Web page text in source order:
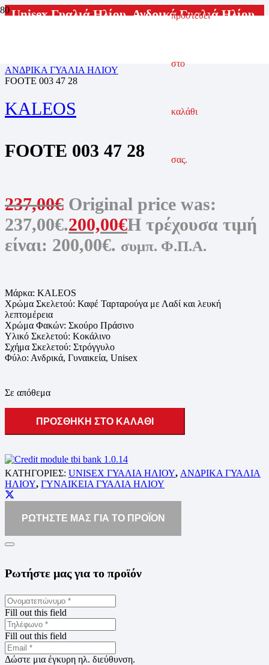
προστεθεί
στο
καλάθι
σας.
Unisex Γυαλιά Ηλίου,Ανδρικά Γυαλιά Ηλίου,
ΑΝΔΡΙΚΑ ΓΥΑΛΙΑ ΗΛΙΟΥ
FOOTE 003 47 28
KALEOS
FOOTE 003 47 28
237,00€ Original price was:
237,00€.200,00€Η τρέχουσα τιμή
είναι: 200,00€. συμπ. Φ.Π.Α.
Μάρκα: KALEOS
Χρώμα Σκελετού: Καφέ Ταρταρούγα με Λαδί και λευκή
λεπτομέρεια
Χρώμα Φακών: Σκούρο Πράσινο
Υλικό Σκελετού: Κοκάλινο
Σχήμα Σκελετού: Στρόγγυλο
Φύλο: Ανδρικά, Γυναικεία, Unisex
Σε απόθεμα
ΠΡΟΣΘΗΚΗ ΣΤΟ ΚΑΛΑΘΙ
ΚΑΤΗΓΟΡΙΕΣ: UNISEX ΓΥΑΛΙΑ ΗΛΙΟΥ, ΑΝΔΡΙΚΑ ΓΥΑΛΙΑ
ΗΛΙΟΥ, ΓΥΝΑΙΚΕΙΑ ΓΥΑΛΙΑ ΗΛΙΟΥ
ΡΩΤΗΣΤΕ ΜΑΣ ΓΙΑ ΤΟ ΠΡΟΪΟΝ
Ρωτήστε μας για το προϊόν
Fill out this field
Fill out this field
Δώστε μια έγκυρη ηλ. διεύθυνση.